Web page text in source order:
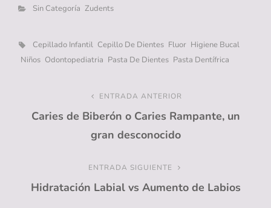
Categorías
Sin Categoría Zudents
Etiquetas,
Cepillado Infantil Cepillo De Dientes Fluor Higiene Bucal
Niños Odontopediatria Pasta De Dientes Pasta Dentífrica
Navegación
entradas
Entrada
anterior
ENTRADA ANTERIOR
Caries de Biberón o Caries Rampante, un
gran desconocido
Entrada
siguiente
ENTRADA SIGUIENTE
Hidratación Labial vs Aumento de Labios